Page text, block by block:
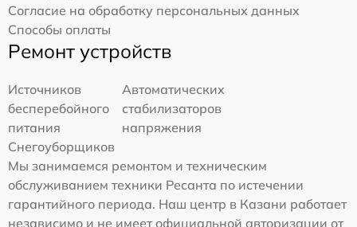
Согласие на обработку персональных данных
Способы оплаты
Ремонт устройств
Источников
бесперебойного
питания
Автоматических
стабилизаторов
напряжения
Снегоуборщиков
Мы занимаемся ремонтом и техническим
обслуживанием техники Ресанта по истечении
гарантийного периода. Наш центр в Казани работает
независимо и не имеет официальной авторизации от